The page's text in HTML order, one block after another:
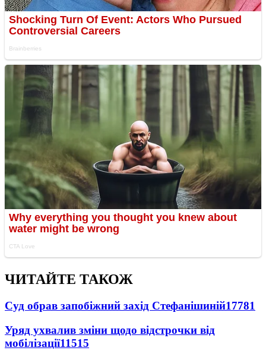
ЧИТАЙТЕ ТАКОЖ
Суд обрав запобіжний захід Стефанішиній17781
Уряд ухвалив зміни щодо відстрочки від
мобілізації11515